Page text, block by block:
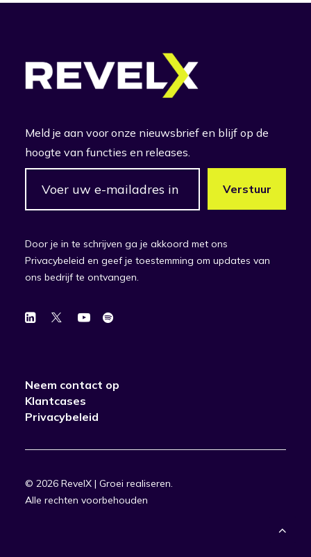
Meld je aan voor onze nieuwsbrief en blijf op de
hoogte van functies en releases.
Door je in te schrijven ga je akkoord met ons
Privacybeleid en geef je toestemming om updates van
ons bedrijf te ontvangen.
Neem contact op
Klantcases
Privacybeleid
© 2026 RevelX | Groei realiseren.
Alle rechten voorbehouden